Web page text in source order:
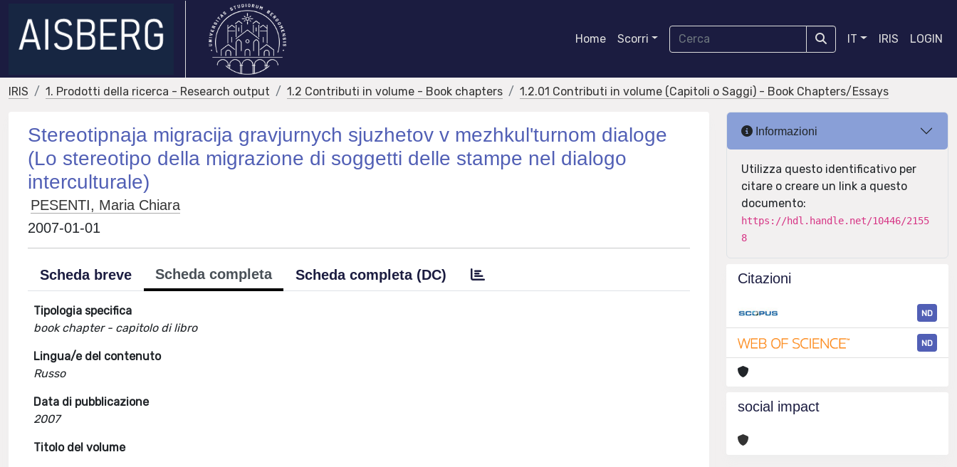
Home Scorri IT IRIS LOGIN
IRIS 1. Prodotti della ricerca - Research output 1.2 Contributi in volume - Book chapters 1.2.01 Contributi in volume (Capitoli o Saggi) - Book Chapters/Essays
Stereotipnaja migracija gravjurnych sjuzhetov v mezhkul'turnom dialoge
(Lo stereotipo della migrazione di soggetti delle stampe nel dialogo
interculturale)
PESENTI, Maria Chiara
2007-01-01
Scheda breve Scheda completa Scheda completa (DC)
Tipologia specifica
book chapter - capitolo di libro
Lingua/e del contenuto
Russo
Data di pubblicazione
2007
Titolo del volume
Informazioni
Utilizza questo identificativo per
citare o creare un link a questo
documento:
https://hdl.handle.net/10446/2155
8
Citazioni
ND
ND
social impact